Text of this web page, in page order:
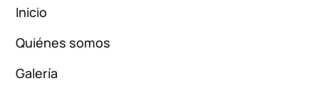
Inicio
Quiénes somos
Galería